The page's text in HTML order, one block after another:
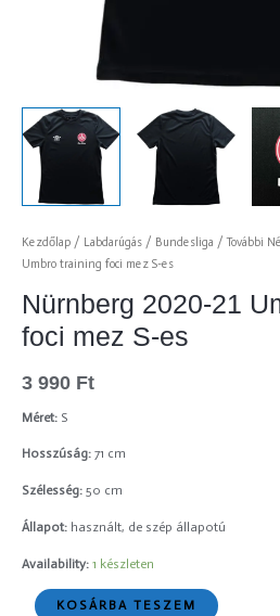
Kezdőlap / Labdarúgás / Bundesliga /További
Umbro training foci mez S-es
Nürnberg 2020-21
foci mez S-es
3 990 Ft
Méret: S
Hosszúság: 71 cm
Szélesség: 50 cm
Állapot: használt, de szép állapotú
Availability: 1 készleten
KOSÁRBA TESZEM